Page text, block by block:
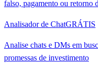
falso, pagamento ou retorno
Analisador de ChatGRÁTIS
Analise chats e DMs em
promessas de investimento